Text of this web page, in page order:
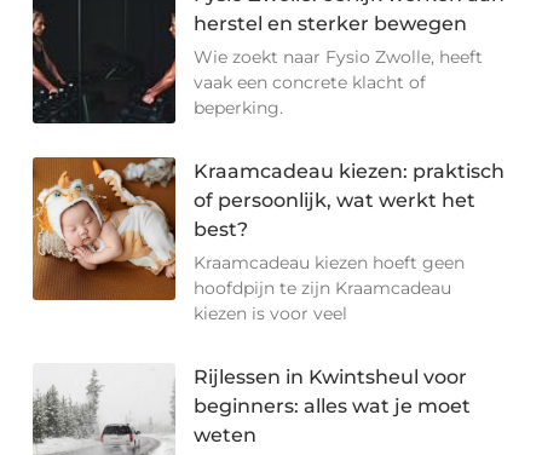
herstel en sterker bewegen
Wie zoekt naar Fysio Zwolle, heeft
vaak een concrete klacht of
beperking.
Kraamcadeau kiezen: praktisch
of persoonlijk, wat werkt het
best?
Kraamcadeau kiezen hoeft geen
hoofdpijn te zijn Kraamcadeau
kiezen is voor veel
Rijlessen in Kwintsheul voor
beginners: alles wat je moet
weten